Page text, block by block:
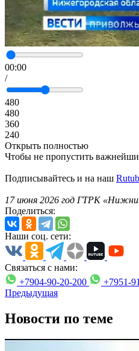
00:00
/
480
480
360
240
Открыть полностью
Чтобы не пропустить
Подписывайтесь и на наш
17 июня 2026 год ГТРК
Поделиться:
Наши соц. сети:
Связаться с нами:
+7904-90-20-200
+7951-
Предыдущая
Новости по теме